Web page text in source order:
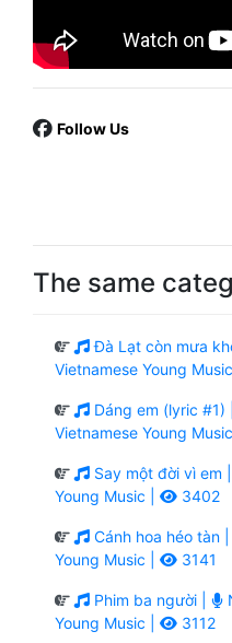
Follow Us
The same
Đà Lạt còn mưa
Vietnamese Young
Dáng em (lyric #1) |
Vietnamese Young
Say một đời vì em |
Young Music |
3402
Cánh hoa héo tàn |
Young Music |
3141
Phim ba người |
Young Music |
3112